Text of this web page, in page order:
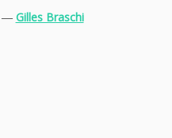
― Gilles Braschi